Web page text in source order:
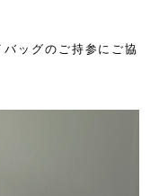
ッグのご持参にご協